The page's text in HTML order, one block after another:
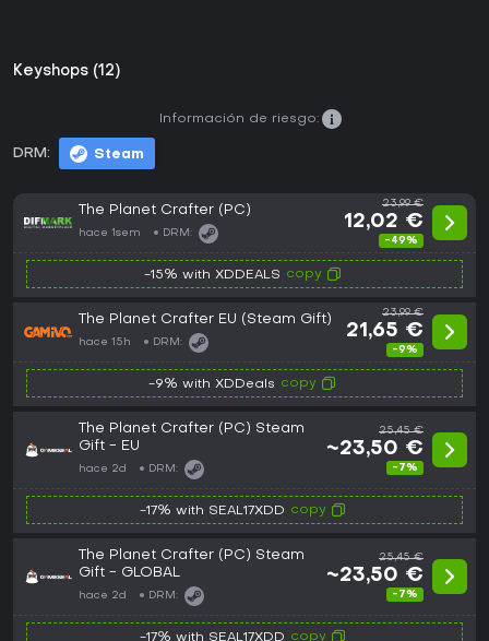
Keyshops (12)
DRM: Steam
Información de riesgo:
The Planet Crafter (PC)
hace 1sem DRM:
23,99 €
12,02 €
-49%
-15% with XDDEALS copy
The Planet Crafter EU (Steam Gift)
hace 15h DRM:
23,99 €
21,65 €
-9%
-9% with XDDeals copy
The Planet Crafter (PC) Steam
Gift - EU
hace 2d DRM:
25,45 €
~23,50 €
-7%
-17% with SEAL17XDD copy
The Planet Crafter (PC) Steam
Gift - GLOBAL
hace 2d DRM:
25,45 €
~23,50 €
-7%
-17% with SEAL17XDD copy